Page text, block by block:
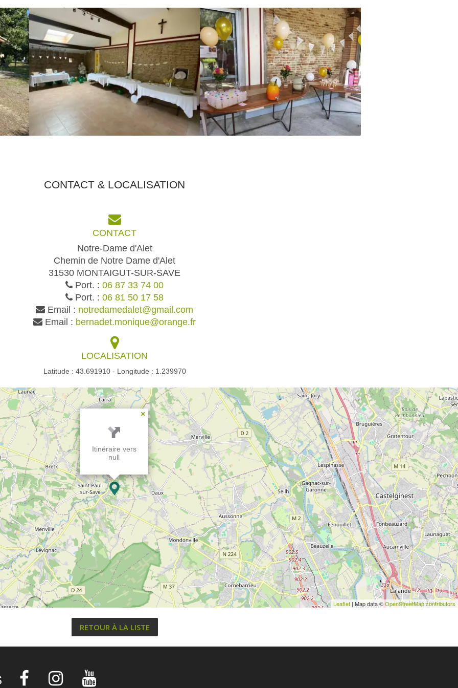
CONTACT & LOCALISATION
CONTACT
Notre-Dame d'Alet
Chemin de Notre Dame d'Alet
31530 MONTAIGUT-SUR-SAVE
Port. : 06 87 33 74 00
Port. : 06 81 50 17 58
Email : notredamedalet@gmail.com
Email : bernadet.monique@orange.fr
LOCALISATION
Latitude : 43.691910 - Longitude : 1.239970
×
Itinéraire vers
null
Leaflet | Map data ©OpenStreetMap contributors
RETOUR À LA LISTE